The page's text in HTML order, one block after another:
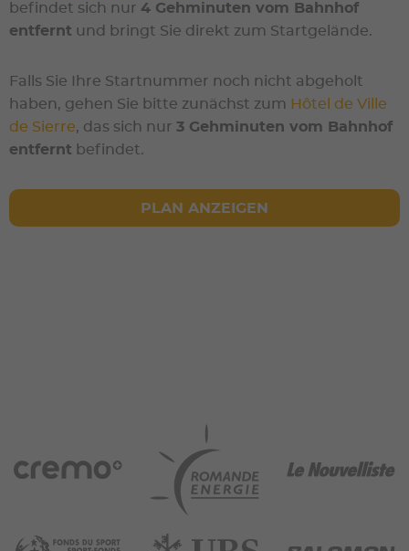
befindet sich nur 4 Gehminuten vom Bahnhof
entfernt und bringt Sie direkt zum Startgelände.
Falls Sie Ihre Startnummer noch nicht abgeholt
haben, gehen Sie bitte zunächst zum Hôtel de Ville
de Sierre, das sich nur 3 Gehminuten vom Bahnhof
entfernt befindet.
PLAN ANZEIGEN